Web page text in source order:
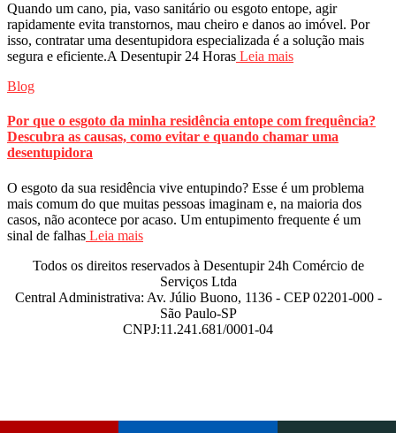
Quando um cano, pia, vaso sanitário ou esgoto entope, agir
rapidamente evita transtornos, mau cheiro e danos ao imóvel. Por
isso, contratar uma desentupidora especializada é a solução mais
segura e eficiente.A Desentupir 24 Horas Leia mais
Blog
Por que o esgoto da minha residência entope com frequência?
Descubra as causas, como evitar e quando chamar uma
desentupidora
O esgoto da sua residência vive entupindo? Esse é um problema
mais comum do que muitas pessoas imaginam e, na maioria dos
casos, não acontece por acaso. Um entupimento frequente é um
sinal de falhas Leia mais
Todos os direitos reservados à Desentupir 24h Comércio de
Serviços Ltda
Central Administrativa: Av. Júlio Buono, 1136 - CEP 02201-000 -
São Paulo-SP
CNPJ:11.241.681/0001-04